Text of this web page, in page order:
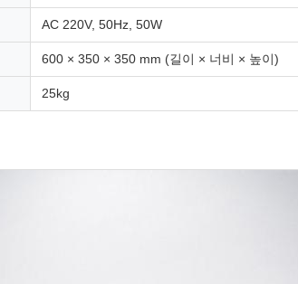
AC 220V, 50Hz, 50W
600 × 350 × 350 mm (길이 × 너비 × 높이)
25kg